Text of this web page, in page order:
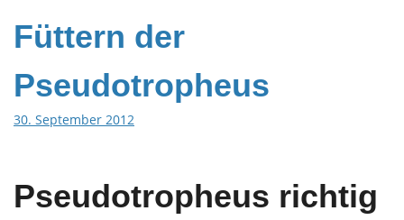
Füttern der
Pseudotropheus
30. September 2012
Pseudotropheus richtig